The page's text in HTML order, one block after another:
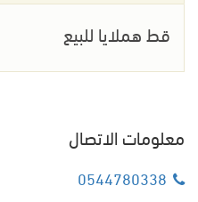
قط هملايا للبيع
معلومات الاتصال
0544780338